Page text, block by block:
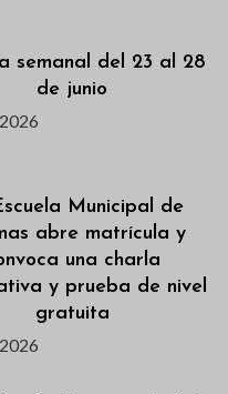
semanal del 23 al 28
de junio
Municipal de
abre matrícula y
una charla
y prueba de nivel
gratuita